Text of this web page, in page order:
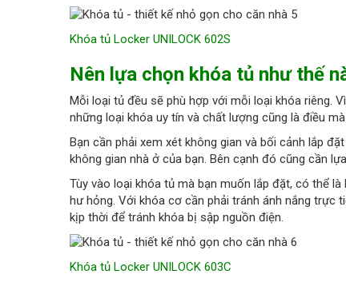
Khóa tủ Locker UNILOCK 602S
Nên lựa chọn khóa tủ như thế
Mỗi loại tủ đều sẽ phù hợp với mỗi loại khóa riêng.
những loại khóa uy tín và chất lượng cũng là điều
Bạn cần phải xem xét không gian và bối cảnh lắp
không gian nhà ở của bạn. Bên cạnh đó cũng cần
Tùy vào loại khóa tủ mà bạn muốn lắp đặt, có thể
hư hỏng. Với khóa cơ cần phải tránh ánh nắng trực
kịp thời để tránh khóa bị sập nguồn điện.
Khóa tủ Locker UNILOCK 603C